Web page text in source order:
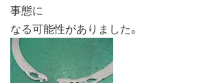
事態に
なる可能性がありました。